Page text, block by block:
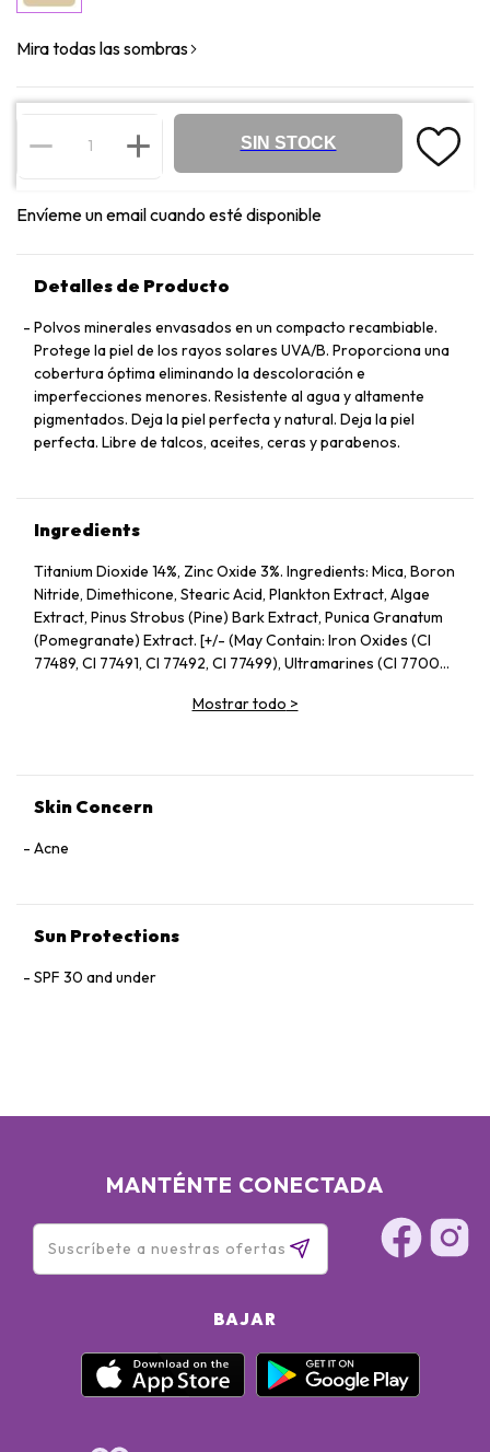
Mira todas las sombras
SIN STOCK
Envíeme un email cuando esté disponible
Detalles de Producto
Polvos minerales envasados en un compacto recambiable.
Protege la piel de los rayos solares UVA/B. Proporciona una
cobertura óptima eliminando la descoloración e
imperfecciones menores. Resistente al agua y altamente
pigmentados. Deja la piel perfecta y natural. Deja la piel
perfecta. Libre de talcos, aceites, ceras y parabenos.
Ingredients
Titanium Dioxide 14%, Zinc Oxide 3%. Ingredients: Mica, Boron
Nitride, Dimethicone, Stearic Acid, Plankton Extract, Algae
Extract, Pinus Strobus (Pine) Bark Extract, Punica Granatum
(Pomegranate) Extract. [+/- (May Contain: Iron Oxides (CI
77489, CI 77491, CI 77492, CI 77499), Ultramarines (CI 77007),
Mostrar todo >
Skin Concern
Acne
Sun Protections
SPF 30 and under
MANTÉNTE CONECTADA
BAJAR